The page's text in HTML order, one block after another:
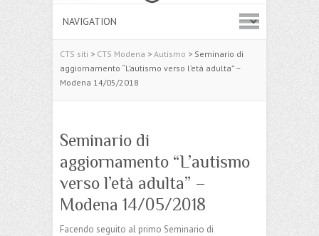
CTS siti > CTS Modena > Autismo > Seminario di
aggiornamento “L’autismo verso l’età adulta” –
Modena 14/05/2018
Seminario di
aggiornamento “L’autismo
verso l’età adulta” –
Modena 14/05/2018
Facendo seguito al primo Seminario di